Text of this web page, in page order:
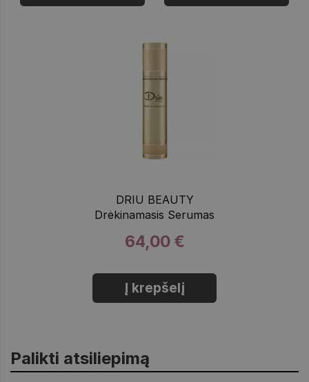
DRIU BEAUTY
Drėkinamasis Serumas
64,00 €
Į krepšelį
Palikti atsiliepimą